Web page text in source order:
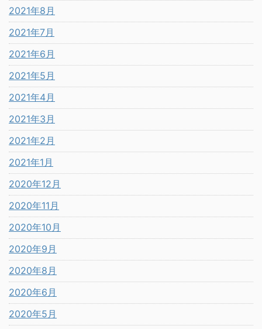
2021年8月
2021年7月
2021年6月
2021年5月
2021年4月
2021年3月
2021年2月
2021年1月
2020年12月
2020年11月
2020年10月
2020年9月
2020年8月
2020年6月
2020年5月